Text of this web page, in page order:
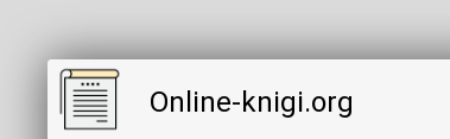
Online-knigi.org